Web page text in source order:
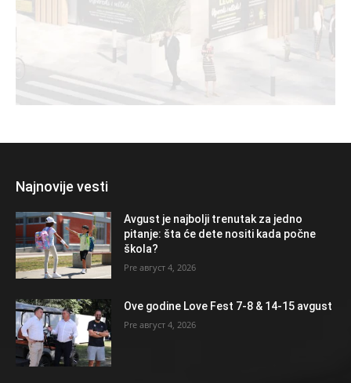
Najnovije vesti
Avgust je najbolji trenutak za jedno
pitanje: šta će dete nositi kada počne
škola?
август 4, 2026
Ove godine Love Fest 7-8 & 14-15 avgust
август 4, 2026